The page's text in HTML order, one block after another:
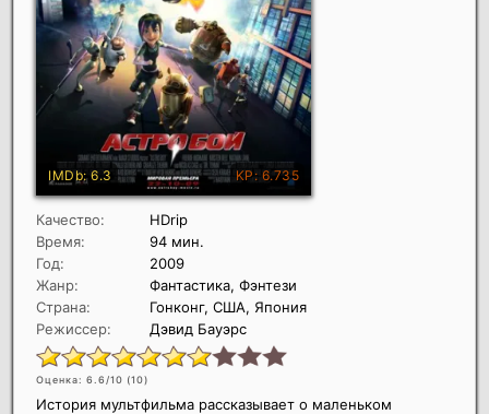
Качество:
HDrip
Время:
94 мин.
Год:
2009
Жанр:
Фантастика, Фэнтези
Страна:
Гонконг, США, Япония
Режиссер:
Дэвид Бауэрс
Оценка: 6.6/10 (10)
История мультфильма рассказывает о маленьком